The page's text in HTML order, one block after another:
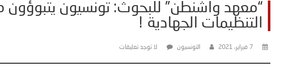
“معهد واشنطن” للبحوث: تونسيون
التنظيمات الجهادية !
7 فبراير، 2021 التونسيون لا توجد تعليقات